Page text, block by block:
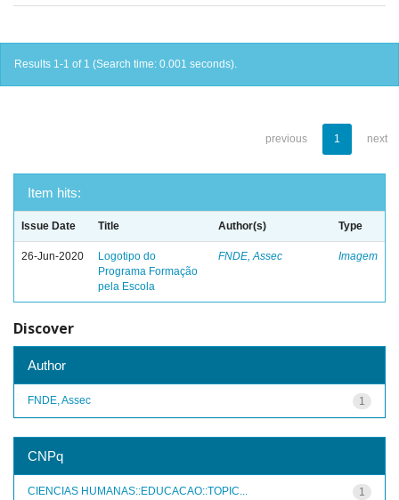
Results 1-1 of 1 (Search time: 0.001 seconds).
previous 1 next
Item hits:
Issue Date Title Author(s) Type
26-Jun-2020
Logotipo do
Programa Formação
pela Escola
FNDE, Assec Imagem
Discover
Author
1
FNDE, Assec
CNPq
1
CIENCIAS HUMANAS::EDUCACAO::TOPIC...